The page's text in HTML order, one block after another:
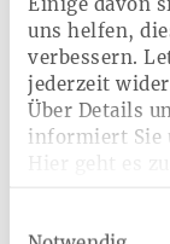
uns helfen,
verbessern.
jederzeit
Über Details
informiert Sie
Kurze
für eine
Kein
langsam
der Einnahme.